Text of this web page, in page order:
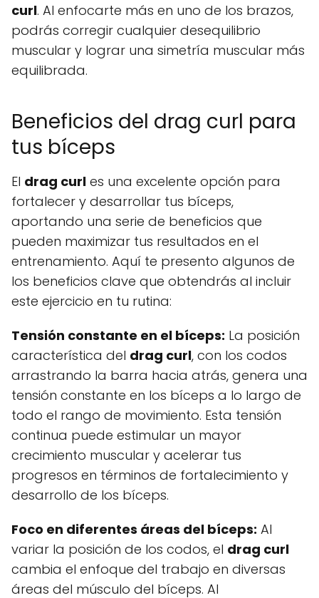
curl. Al enfocarte más en uno de los brazos,
podrás corregir cualquier desequilibrio
muscular y lograr una simetría muscular más
equilibrada.
Beneficios del drag curl para
tus bíceps
El drag curl es una excelente opción para
fortalecer y desarrollar tus bíceps,
aportando una serie de beneficios que
pueden maximizar tus resultados en el
entrenamiento. Aquí te presento algunos de
los beneficios clave que obtendrás al incluir
este ejercicio en tu rutina:
Tensión constante en el bíceps: La posición
característica del drag curl, con los codos
arrastrando la barra hacia atrás, genera una
tensión constante en los bíceps a lo largo de
todo el rango de movimiento. Esta tensión
continua puede estimular un mayor
crecimiento muscular y acelerar tus
progresos en términos de fortalecimiento y
desarrollo de los bíceps.
Foco en diferentes áreas del bíceps: Al
variar la posición de los codos, el drag curl
cambia el enfoque del trabajo en diversas
áreas del músculo del bíceps. Al